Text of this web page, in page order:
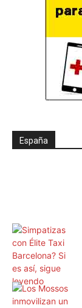
España